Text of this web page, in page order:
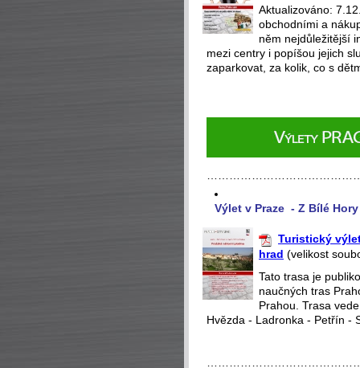
Aktualizováno:
obchodními a
něm nejdůležitější
mezi centry i popíšou jejich
zaparkovat, za kolik, co s
Výlet v Praze - Z Bílé
Turistický
hrad (velikost
Tato trasa je
naučných tras
Prahou. Trasa
Hvězda - Ladronka - Petřín -